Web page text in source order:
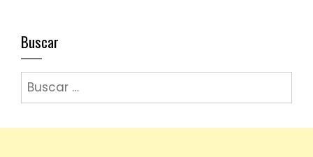
Buscar
Buscar: